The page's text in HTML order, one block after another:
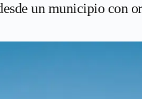
un municipio con